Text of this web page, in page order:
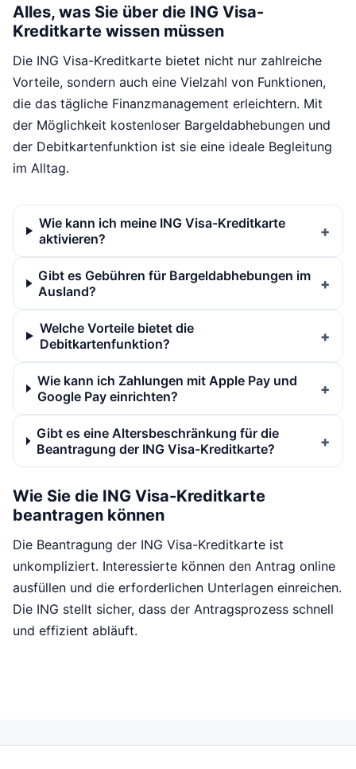
Alles, was Sie über die ING Visa-
Kreditkarte wissen müssen
Die ING Visa-Kreditkarte bietet nicht nur zahlreiche
Vorteile, sondern auch eine Vielzahl von Funktionen,
die das tägliche Finanzmanagement erleichtern. Mit
der Möglichkeit kostenloser Bargeldabhebungen und
der Debitkartenfunktion ist sie eine ideale Begleitung
im Alltag.
Wie kann ich meine ING Visa-Kreditkarte
aktivieren?
Gibt es Gebühren für Bargeldabhebungen im
Ausland?
Welche Vorteile bietet die
Debitkartenfunktion?
Wie kann ich Zahlungen mit Apple Pay und
Google Pay einrichten?
Gibt es eine Altersbeschränkung für die
Beantragung der ING Visa-Kreditkarte?
Wie Sie die ING Visa-Kreditkarte
beantragen können
Die Beantragung der ING Visa-Kreditkarte ist
unkompliziert. Interessierte können den Antrag online
ausfüllen und die erforderlichen Unterlagen einreichen.
Die ING stellt sicher, dass der Antragsprozess schnell
und effizient abläuft.